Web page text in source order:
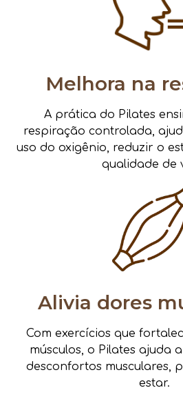
Melhora na
A prática do Pilates
respiração controlada,
uso do oxigênio, reduzir o
qualidade de
Alivia dores
Com exercícios que
músculos, o Pilates ajuda
desconfortos musculares,
estar.